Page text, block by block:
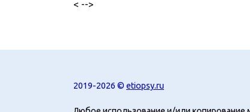
< -->
2019-2026 © etiopsy.ru